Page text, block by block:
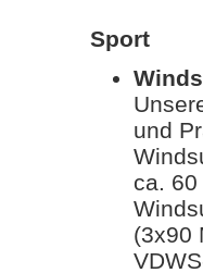
Sport
und
ca.
(3x90